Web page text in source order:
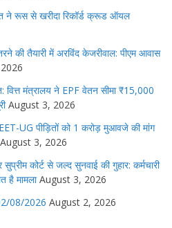
ने रूस से खरीदा रिकॉर्ड क्रूड ऑयल
की तैयारी में अरविंद केजरीवाल: पीएम आवास
वित्त मंत्रालय ने EPF वेतन सीमा ₹15,000
August 3, 2026
UG पीड़ितों को 1 करोड़ मुआवजे की मांग
August 3, 2026
कोर्ट से जल्द सुनवाई की गुहार: कर्मचारी
है मामला August 3, 2026
08/2026 August 2, 2026